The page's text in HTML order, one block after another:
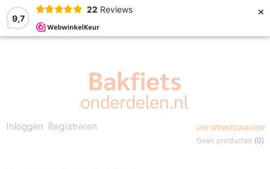
9,7
22 Reviews ×
Inloggen Registreren
UW WINKELWAGEN
Geen producten (0)